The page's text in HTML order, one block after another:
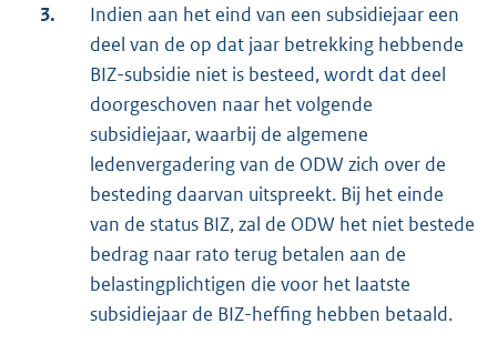
3.
Indien aan het eind van een subsidiejaar een
deel van de op dat jaar betrekking hebbende
BIZ-subsidie niet is besteed, wordt dat deel
doorgeschoven naar het volgende
subsidiejaar, waarbij de algemene
ledenvergadering van de ODW zich over de
besteding daarvan uitspreekt. Bij het einde
van de status BIZ, zal de ODW het niet bestede
bedrag naar rato terug betalen aan de
belastingplichtigen die voor het laatste
subsidiejaar de BIZ-heffing hebben betaald.